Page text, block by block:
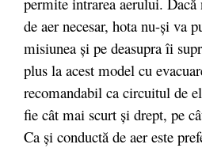
de aer necesar, hota nu-şi va
misiunea şi pe deasupra îi
plus la acest model cu
recomandabil ca circuitul de
fie cât mai scurt şi drept, pe
Ca şi conductă de aer este